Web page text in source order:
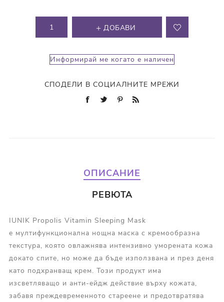
ДОБАВИ
Информирай ме когато е наличен
СПОДЕЛИ В СОЦИАЛНИТЕ МРЕЖИ
ОПИСАНИЕ
РЕВЮТА
IUNIK Propolis Vitamin Sleeping Mask
е мултифункционална нощна маска с кремообразна
текстура, която овлажнява интензивно уморената кожа
докато спите, но може да бъде използвана и през деня
като подхранващ крем. Този продукт има
изсветляващо и анти-ейдж действие върху кожата,
забавя преждевременното стареене и предотвратява